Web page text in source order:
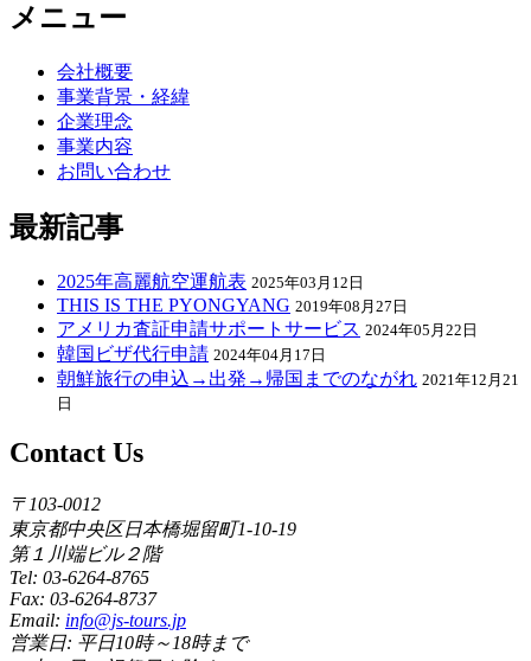
メニュー
会社概要
事業背景・経緯
企業理念
事業内容
お問い合わせ
最新記事
2025年高麗航空運航表 2025年03月12日
THIS IS THE PYONGYANG 2019年08月27日
アメリカ査証申請サポートサービス 2024年05月22日
韓国ビザ代行申請 2024年04月17日
朝鮮旅行の申込→出発→帰国までのながれ 2021年12月21
日
Contact Us
〒103-0012
東京都中央区日本橋堀留町1-10-19
第１川端ビル２階
Tel: 03-6264-8765
Fax: 03-6264-8737
Email: info@js-tours.jp
営業日: 平日10時～18時まで